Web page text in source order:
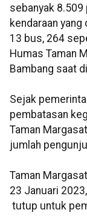
sebanyak
kendaraan
13 bus, 264
Humas Taman
Bambang saat
Sejak
pembatasan
Taman
jumlah
Taman
23 Januari
tutup untuk